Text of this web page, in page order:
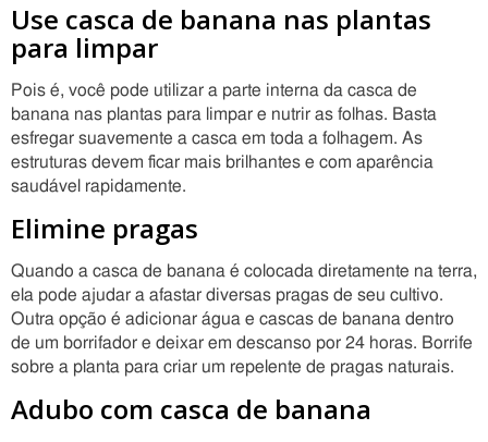
Use casca de banana nas plantas
para limpar
Pois é, você pode utilizar a parte interna da casca de
banana nas plantas para limpar e nutrir as folhas. Basta
esfregar suavemente a casca em toda a folhagem. As
estruturas devem ficar mais brilhantes e com aparência
saudável rapidamente.
Elimine pragas
Quando a casca de banana é colocada diretamente na terra,
ela pode ajudar a afastar diversas pragas de seu cultivo.
Outra opção é adicionar água e cascas de banana dentro
de um borrifador e deixar em descanso por 24 horas. Borrife
sobre a planta para criar um repelente de pragas naturais.
Adubo com casca de banana